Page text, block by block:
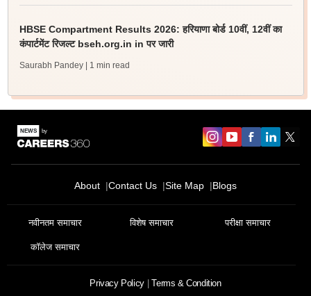
HBSE Compartment Results 2026: हरियाणा बोर्ड 10वीं, 12वीं का
कंपार्टमेंट रिजल्ट bseh.org.in in पर जारी
Saurabh Pandey | 1 min read
About Contact Us Site Map Blogs
नवीनतम समाचार विशेष समाचार परीक्षा समाचार
कॉलेज समाचार
Privacy Policy Terms & Condition